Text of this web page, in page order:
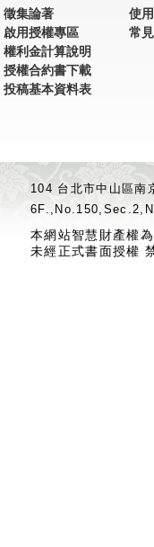
徵集論著
啟用授權專區
權利金計算說明
授權合約書下載
投稿基本資料表
使
常
104 台北市中山區
本網站智慧財產權
未經正式書面授權